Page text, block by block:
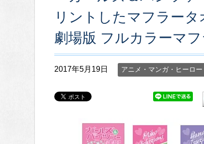
リントしたマフラー
劇場版 フルカラーマ
2017年5月19日 アニメ・マンガ・ヒーロー